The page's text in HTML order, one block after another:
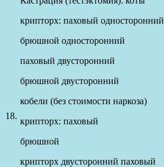
18.
крипторх: паховый односторонний
брюшной односторонний
паховый двусторонний
брюшной двусторонний
кобели (без стоимости наркоза)
крипторх: паховый
брюшной
крипторх двусторонний паховый